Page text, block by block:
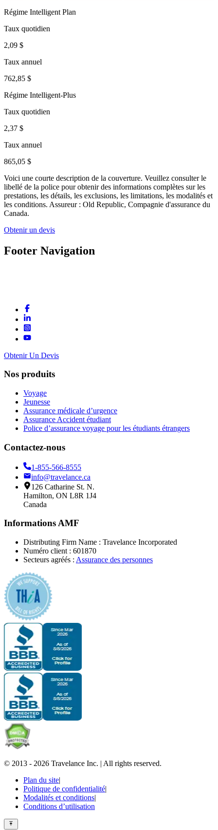
Régime Intelligent Plan
Taux quotidien
2,09 $
Taux annuel
762,85 $
Régime Intelligent-Plus
Taux quotidien
2,37 $
Taux annuel
865,05 $
Voici une courte description de la couverture. Veuillez consulter le
libellé de la police pour obtenir des informations complètes sur les
prestations, les détails, les exclusions, les limitations, les modalités et
les conditions. Assureur : Old Republic, Compagnie d'assurance du
Canada.
Obtenir un devis
Footer Navigation
Obtenir Un Devis
Nos produits
Voyage
Jeunesse
Assurance médicale d’urgence
Assurance Accident étudiant
Police d’assurance voyage pour les étudiants étrangers
Contactez-nous
1-855-566-8555
info@travelance.ca
126 Catharine St. N.
Hamilton, ON L8R 1J4
Canada
Informations AMF
Distributing Firm Name : Travelance Incorporated
Numéro client : 601870
Secteurs agréés : Assurance des personnes
© 2013 - 2026 Travelance Inc. | All rights reserved.
Plan du site|
Politique de confidentialité|
Modalités et conditions|
Conditions d’utilisation